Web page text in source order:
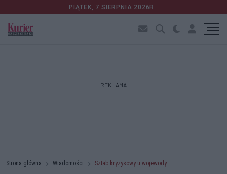
PIĄTEK, 7 SIERPNIA 2026R.
REKLAMA
Strona główna Wiadomości Sztab kryzysowy u wojewody